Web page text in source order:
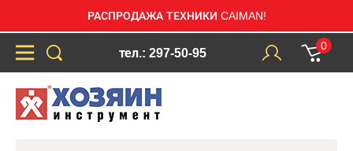
РАСПРОДАЖА ТЕХНИКИ CAIMAN!
тел.: 297-50-95
0